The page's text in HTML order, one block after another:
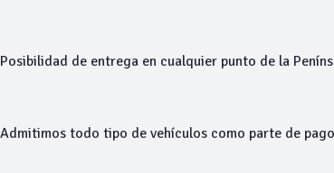
Posibilidad de entrega en cualquier punto de la
Admitimos todo tipo de vehículos como parte de